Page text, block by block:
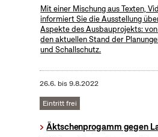
Mit einer Mischung aus Texten,
informiert Sie die Ausstellung
Aspekte des Ausbauprojekts:
den aktuellen Stand der
und Schallschutz.
26.6. bis9.8.2022
Eintritt frei
Äktschenprogamm gegen